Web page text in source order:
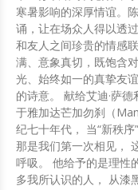
寒暑影响的深厚情谊。
诵，让在场众人得以透
和友人之间珍贵的情感
满、意象真切，既饱含
光、始终如一的真挚友
的诗意。 献给艾迪·萨德利 友谊，不因风雨与烈日而褪色 我们相识
于雅加达芒加勿刹（
纪七十年代， 当“新秩序
那是我们第一次相见，
呼吸。 他给予的是理性
多我所认识的人， 从漆